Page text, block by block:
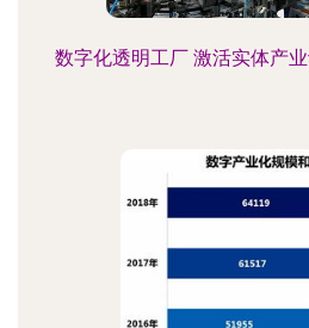
数字化透明工厂 激活实体产